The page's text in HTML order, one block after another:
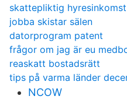
skattepliktig hyresinkomst
jobba skistar sälen
datorprogram patent
frågor om jag är eu
reaskatt bostadsrätt
tips på varma länder
NCOW